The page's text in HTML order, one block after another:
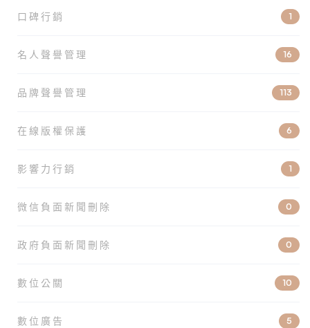
口碑行銷 1
名人聲譽管理 16
品牌聲譽管理 113
在線版權保護 6
影響力行銷 1
微信負面新聞刪除 0
政府負面新聞刪除 0
數位公關 10
數位廣告 5